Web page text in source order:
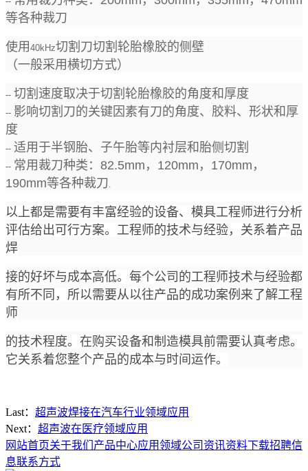
等各种裁刀
使用 40kHz切割刀切割轮胎橡胶的侧壁
（一般采用横切方式）
-- 切割速度取决于切割轮胎橡胶的角度和厚度
-- 影响切割刀的关键因素有刀的角度、胶料、形状和厚
度
-- 适用于半钢胎、子午胎等内衬层和胎侧切割
-- 常用裁刀种类： 82.5mm ， 120mm ， 170mm ，
190mm等各种裁刀
以上都是需要有丰富经验的设备、模具工程师进行分析
评估给出可行方案。工程师的技术与经验，关系着产品
焊
接的好坏与成本高低。每个公司的工程师技术与经验都
有所不同，所以需要从以往产品的成功案例来了解工程
师
的技术程度。在购买设备和制造模具前需要认真考虑。
它关系着您整个产品的成本与时间运作。
Last： 超声波焊接在汽车行业领域应用
Next： 超声波在医疗领域应用
网站首页关于我们 产品中心应用领域公司资讯资料下载招聘信
息联系方式